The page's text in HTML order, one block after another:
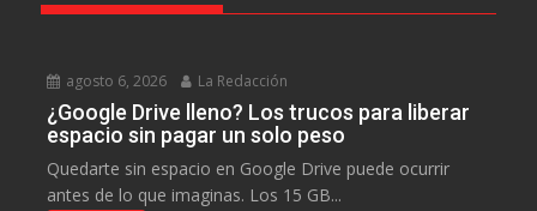
agosto 6, 2026 La Redacción
¿Google Drive lleno? Los trucos para liberar
espacio sin pagar un solo peso
Quedarte sin espacio en Google Drive puede ocurrir
antes de lo que imaginas. Los 15 GB...